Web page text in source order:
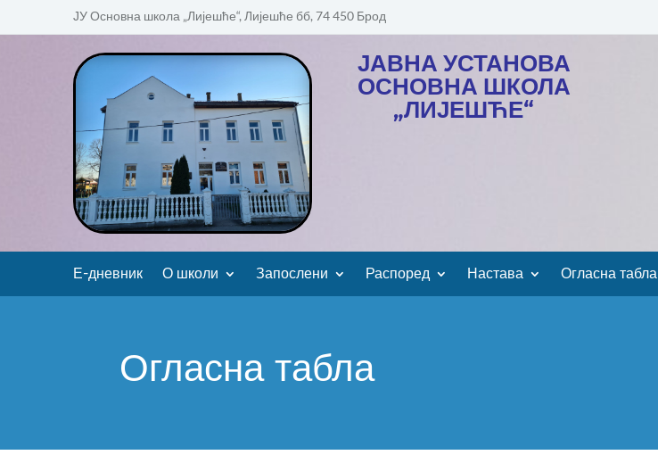
ЈУ Основна школа „Лијешће“, Лијешће бб, 74 450 Брод
ЈАВНА УСТАНОВА
ОСНОВНА ШКОЛА
„ЛИЈЕШЋЕ“
Е-дневник О школи Запослени Распоред Настава Огласна табла
Огласна табла